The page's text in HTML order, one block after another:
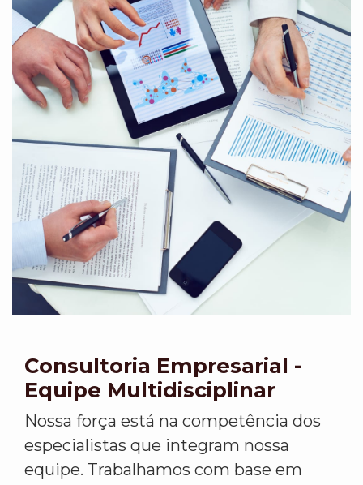
Consultoria Empresarial -
Equipe Multidisciplinar
Nossa força está na competência dos
especialistas que integram nossa
equipe. Trabalhamos com base em